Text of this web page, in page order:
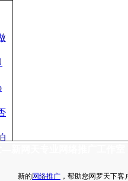
新的 网络推广 ，帮助您网罗天下